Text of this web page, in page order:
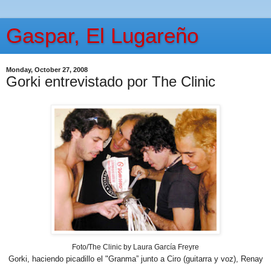
Gaspar, El Lugareño
Monday, October 27, 2008
Gorki entrevistado por The Clinic
Foto/The Clinic by Laura García Freyre
Gorki, haciendo picadillo el "Granma” junto a Ciro (guitarra y voz), Renay